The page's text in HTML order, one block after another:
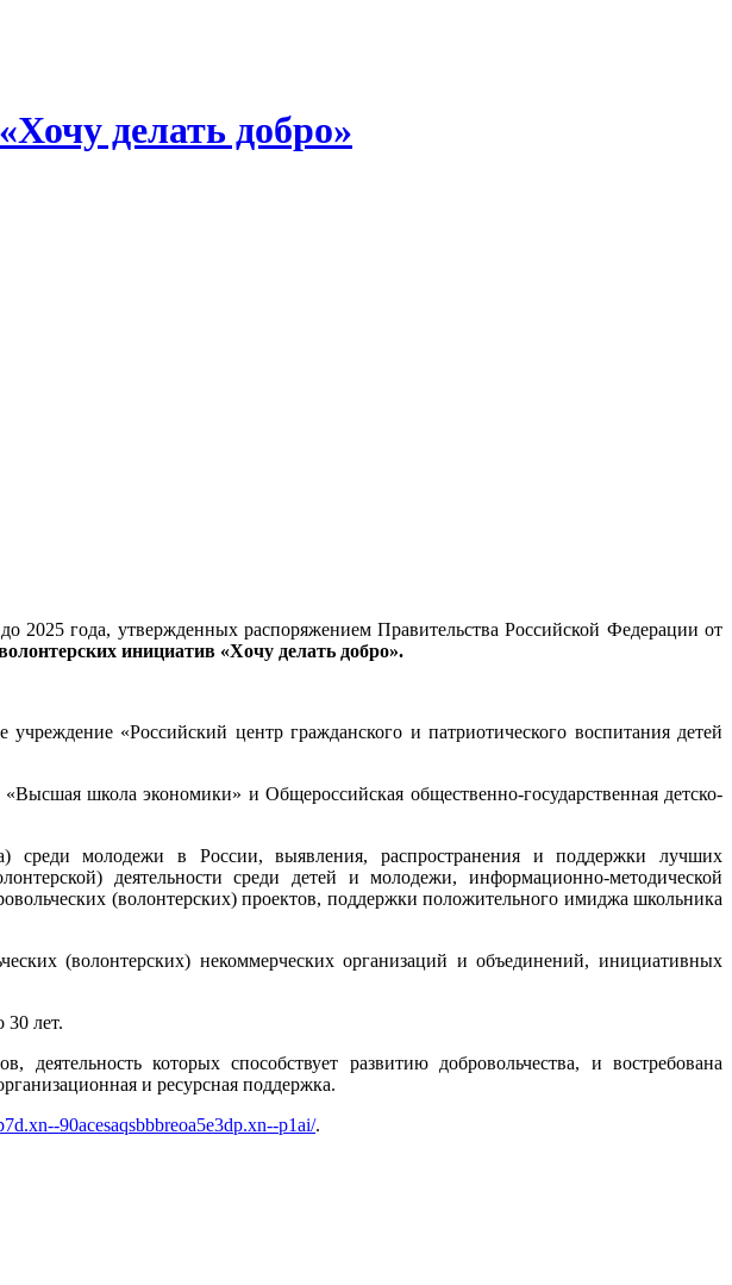
делать добро»
2025 года, утвержденных распоряжением Правительства Российской Федерации от
инициатив «Хочу делать добро».
«Российский центр гражданского и патриотического воспитания детей
школа экономики» и Общероссийская общественно-государственная детско-
среди молодежи в России, выявления, распространения и поддержки лучших
деятельности среди детей и молодежи, информационно-методической
(волонтерских) проектов, поддержки положительного имиджа школьника
(волонтерских) некоммерческих организаций и объединений, инициативных
30 лет.
которых способствует развитию добровольчества, и востребована
и ресурсная поддержка.
90acesaqsbbbreoa5e3dp.xn--p1ai/.